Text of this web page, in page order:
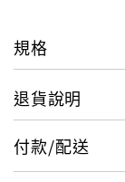
規格
退貨說明
付款/配送